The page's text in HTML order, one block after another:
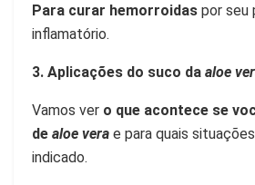
Para curar hemorroidas por seu
inflamatório.
3. Aplicações do suco da aloe
Vamos ver o que acontece se
de aloe vera e para quais
indicado.